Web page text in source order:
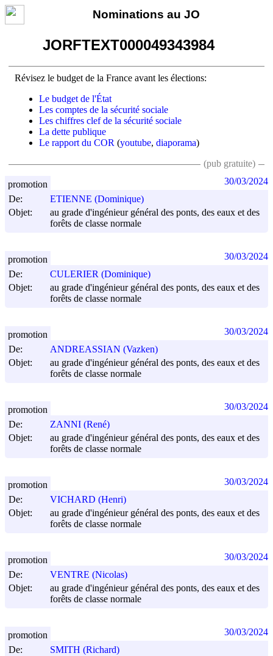
Nominations au JO
JORFTEXT000049343984
Révisez le budget de la France avant les élections:
Le budget de l'État
Les comptes de la sécurité sociale
Les chiffres clef de la sécurité sociale
La dette publique
Le rapport du COR (youtube, diaporama)
(pub gratuite)
De:
ETIENNE (Dominique)
Objet:
au grade d'ingénieur général des ponts, des eaux et des
forêts de classe normale
promotion 30/03/2024
De:
CULERIER (Dominique)
Objet:
au grade d'ingénieur général des ponts, des eaux et des
forêts de classe normale
promotion 30/03/2024
De:
ANDREASSIAN (Vazken)
Objet:
au grade d'ingénieur général des ponts, des eaux et des
forêts de classe normale
promotion 30/03/2024
De:
ZANNI (René)
Objet:
au grade d'ingénieur général des ponts, des eaux et des
forêts de classe normale
promotion 30/03/2024
De:
VICHARD (Henri)
Objet:
au grade d'ingénieur général des ponts, des eaux et des
forêts de classe normale
promotion 30/03/2024
De:
VENTRE (Nicolas)
Objet:
au grade d'ingénieur général des ponts, des eaux et des
forêts de classe normale
promotion 30/03/2024
De:
SMITH (Richard)
promotion 30/03/2024